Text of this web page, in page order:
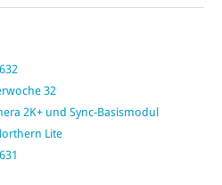
32
2K+ und Sync-Basismodul
Lite